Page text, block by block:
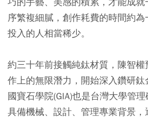
序繁複細膩，創作耗費的時間約為
投入的人相當稀少。
約三十年前接觸純鈦材質，陳智
作上的無限潛力，開始深入鑽研
國寶石學院(GIA)也是台灣大學管
具備機械、設計、管理專業背景